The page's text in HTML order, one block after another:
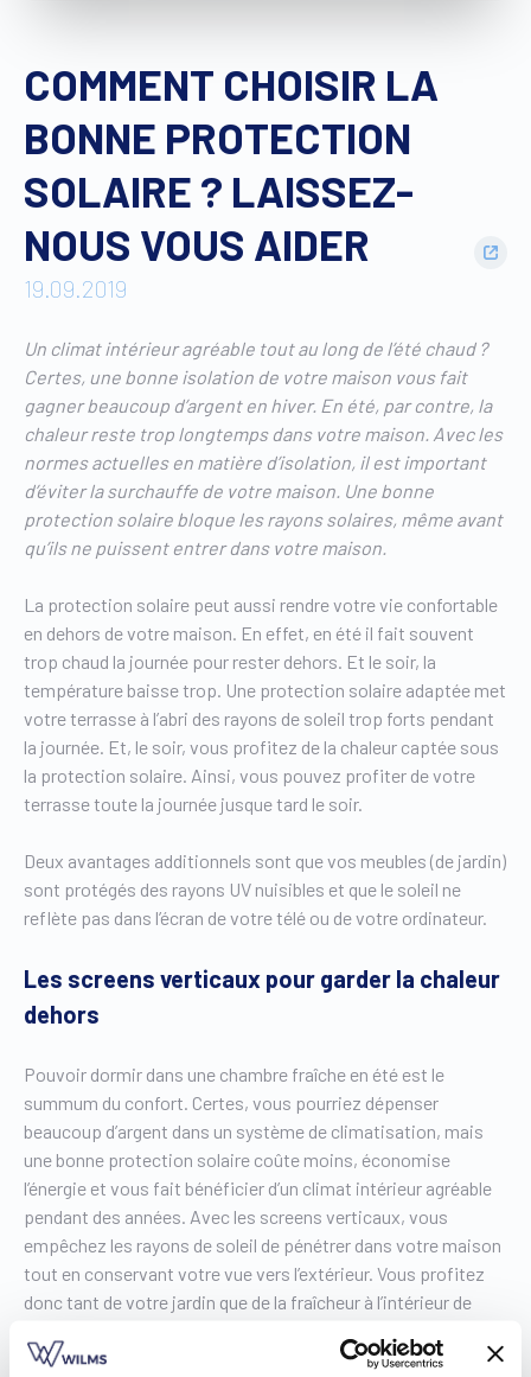
COMMENT CHOISIR LA
BONNE PROTECTION
SOLAIRE ? LAISSEZ-
NOUS VOUS AIDER
19.09.2019
Un climat intérieur agréable tout au long de l’été chaud ?
Certes, une bonne isolation de votre maison vous fait
gagner beaucoup d’argent en hiver. En été, par contre, la
chaleur reste trop longtemps dans votre maison. Avec les
normes actuelles en matière d’isolation, il est important
d’éviter la surchauffe de votre maison. Une bonne
protection solaire bloque les rayons solaires, même avant
qu’ils ne puissent entrer dans votre maison.
La protection solaire peut aussi rendre votre vie confortable
en dehors de votre maison. En effet, en été il fait souvent
trop chaud la journée pour rester dehors. Et le soir, la
température baisse trop. Une protection solaire adaptée met
votre terrasse à l’abri des rayons de soleil trop forts pendant
la journée. Et, le soir, vous profitez de la chaleur captée sous
la protection solaire. Ainsi, vous pouvez profiter de votre
terrasse toute la journée jusque tard le soir.
Deux avantages additionnels sont que vos meubles (de jardin)
sont protégés des rayons UV nuisibles et que le soleil ne
reflète pas dans l’écran de votre télé ou de votre ordinateur.
Les screens verticaux pour garder la chaleur
dehors
Pouvoir dormir dans une chambre fraîche en été est le
summum du confort. Certes, vous pourriez dépenser
beaucoup d’argent dans un système de climatisation, mais
une bonne protection solaire coûte moins, économise
l’énergie et vous fait bénéficier d’un climat intérieur agréable
pendant des années. Avec les screens verticaux, vous
empêchez les rayons de soleil de pénétrer dans votre maison
tout en conservant votre vue vers l’extérieur. Vous profitez
donc tant de votre jardin que de la fraîcheur à l’intérieur de